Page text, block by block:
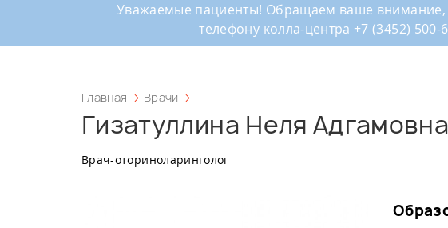
Уважаемые пациенты! Обращаем ваше внимание,
телефону колла-центра +7 (3452)
Главная Врачи
Гизатуллина Неля Адгамовна
Врач-оториноларинголог